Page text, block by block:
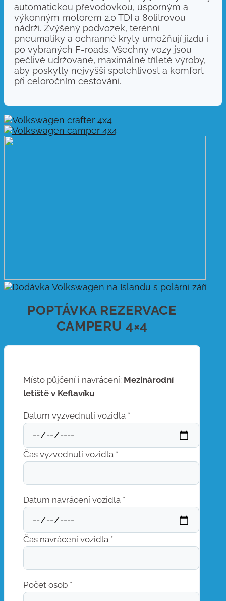
automatickou převodovkou, úsporným a
výkonným motorem 2.0 TDI a 80litrovou
nádrží. Zvýšený podvozek, terénní
pneumatiky a ochranné kryty umožňují jízdu i
po vybraných F-roads. Všechny vozy jsou
pečlivě udržované, maximálně tříleté výroby,
aby poskytly nejvyšší spolehlivost a komfort
při celoročním cestování.
POPTÁVKA REZERVACE
CAMPERU 4×4
Místo půjčení i navrácení: Mezinárodní
letiště v Keflavíku
Datum vyzvednutí vozidla *
Čas vyzvednutí vozidla *
Datum navrácení vozidla *
Čas navrácení vozidla *
Počet osob *